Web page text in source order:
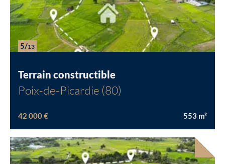
5/13
Terrain constructible
Poix-de-Picardie (80)
42 000 € 553 m²